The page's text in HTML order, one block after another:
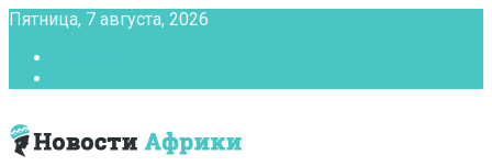
Пятница, 7 августа, 2026